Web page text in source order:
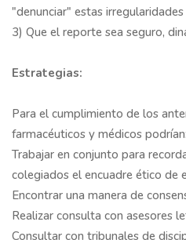
"denunciar" estas
3) Que el reporte sea seguro,
Estrategias:
Para el cumplimiento de los
farmacéuticos y médicos podrían:
Trabajar en conjunto para
colegiados el encuadre ético de
Encontrar una manera de
Realizar consulta con asesores
Consultar con tribunales de